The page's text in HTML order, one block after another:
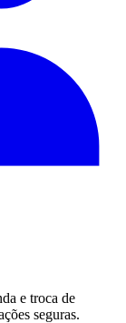
e troca de
seguras.